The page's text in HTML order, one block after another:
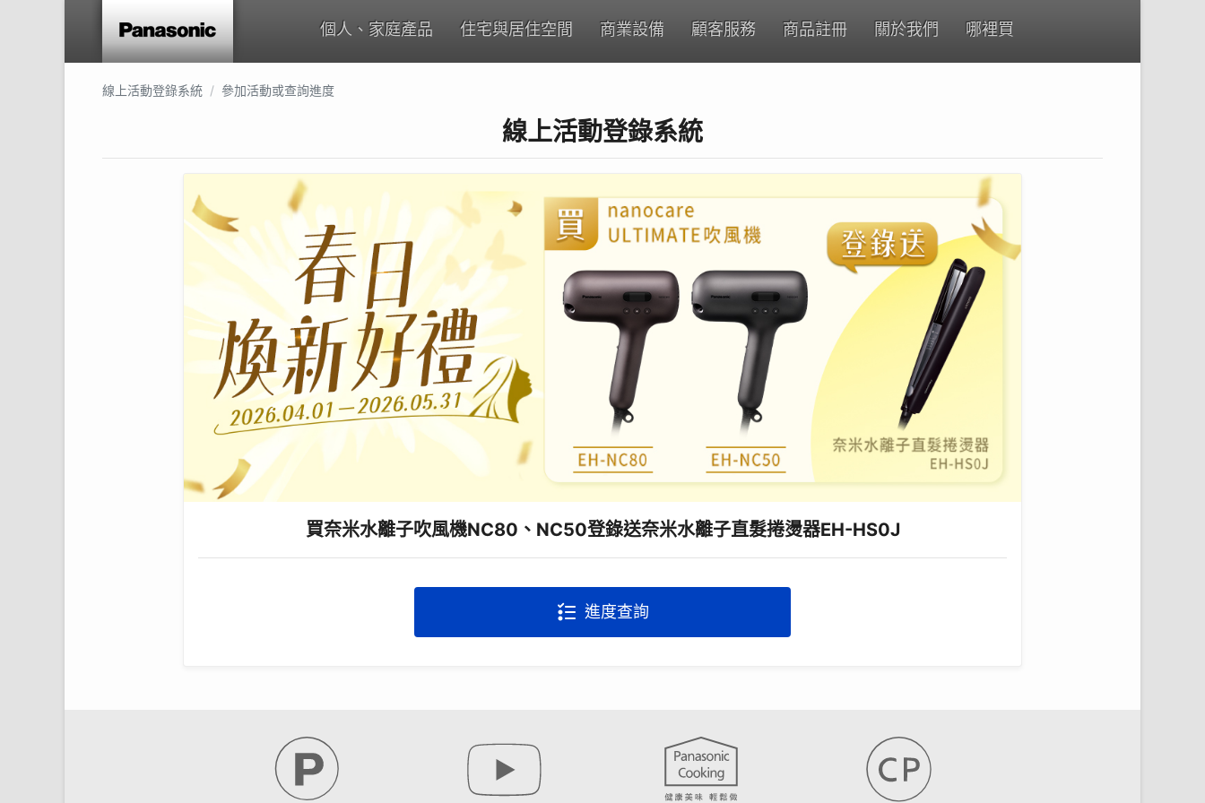
個人、家庭產品 住宅與居住空間 商業設備 顧客服務 商品註冊 關於我們 哪裡買
線上活動登錄系統 參加活動或查詢進度
線上活動登錄系統
買奈米水離子吹風機NC80、NC50登錄送奈米水離子直髮捲燙器EH-HS0J
進度查詢